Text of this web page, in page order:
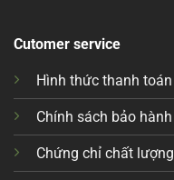
Cutomer service
Hình thức thanh toán
Chính sách bảo hành
Chứng chỉ chất lượng